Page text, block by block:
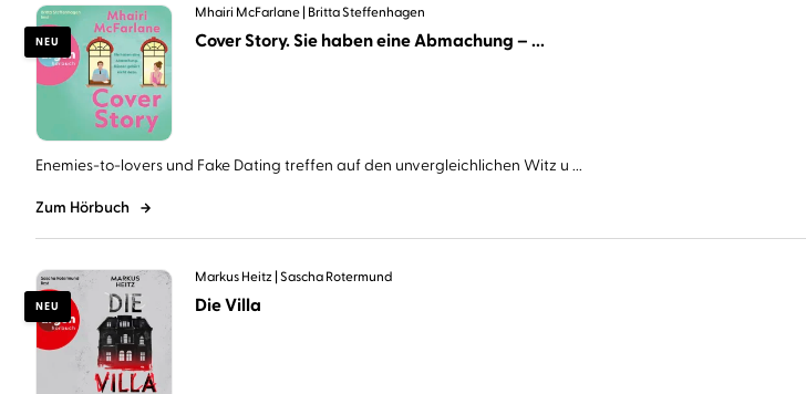
NEU
Mhairi McFarlane Britta Steffenhagen
Cover Story. Sie haben eine Abmachung – ...
Enemies-to-lovers und Fake Dating treffen auf den unvergleichlichen Witz u ...
Zum Hörbuch
NEU
Markus Heitz Sascha Rotermund
Die Villa